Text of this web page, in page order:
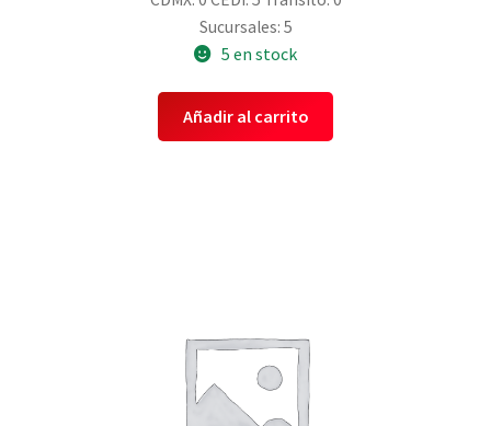
Sucursales: 5
5 en stock
Añadir al carrito